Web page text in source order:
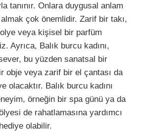
tanınır. Onlara duygusal anlam
çok önemlidir. Zarif bir takı,
veya kişisel bir parfüm
Ayrıca, Balık burcu kadını,
bu yüzden sanatsal bir
obje veya zarif bir el çantası da
olacaktır. Balık burcu kadını
örneğin bir spa günü ya da
de rahatlamasına yardımcı
olabilir.